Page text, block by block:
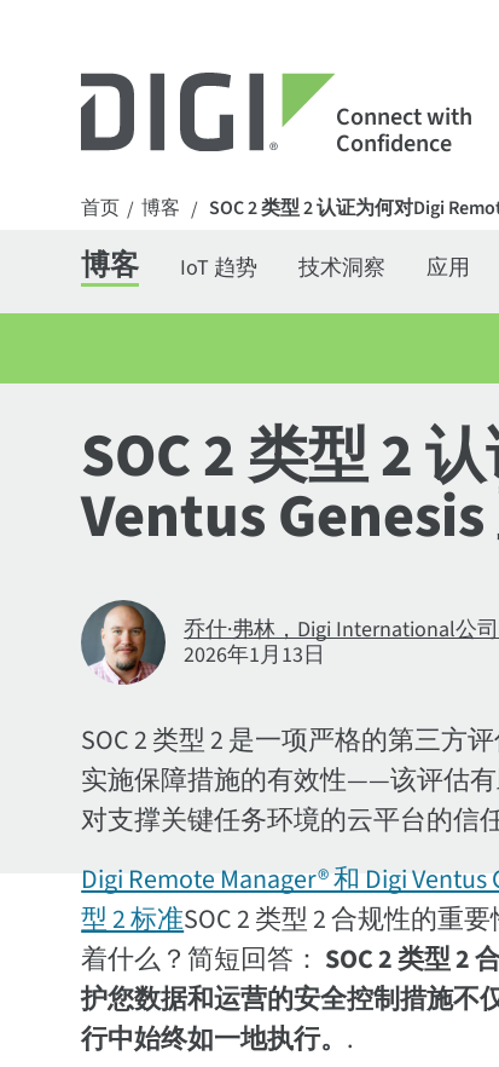
Connect with
Confidence
首页 / 博客 / SOC 2 类型 2 认证为何对Digi
博客 IoT 趋势 技术洞察 应用
SOC 2 类型 2
Ventus
乔什·弗林，Digi International公
2026年1月13日
SOC 2 类型 2 是一项严格的第三方
实施保障措施的有效性——该评估
对支撑关键任务环境的云平台的信任
Digi Remote Manager® 和 Digi
型 2 标准SOC 2 类型 2 合规性的重
着什么？简短回答： SOC 2 类型 2
护您数据和运营的安全控制措施不
行中始终如一地执行。 .